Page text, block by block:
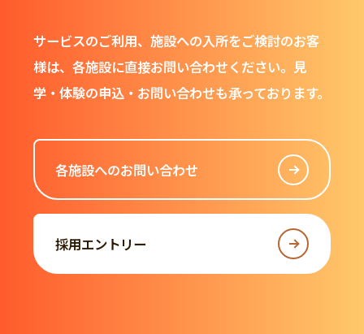
サービスのご利用、施設への入所をご検討のお客
様は、 各施設に直接お問い合わせください。 見
学・体験の申込・お問い合わせも承っております。
各施設へのお問い合わせ
採用エントリー